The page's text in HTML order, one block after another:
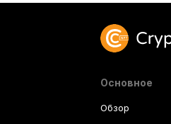
Основное
Обзор